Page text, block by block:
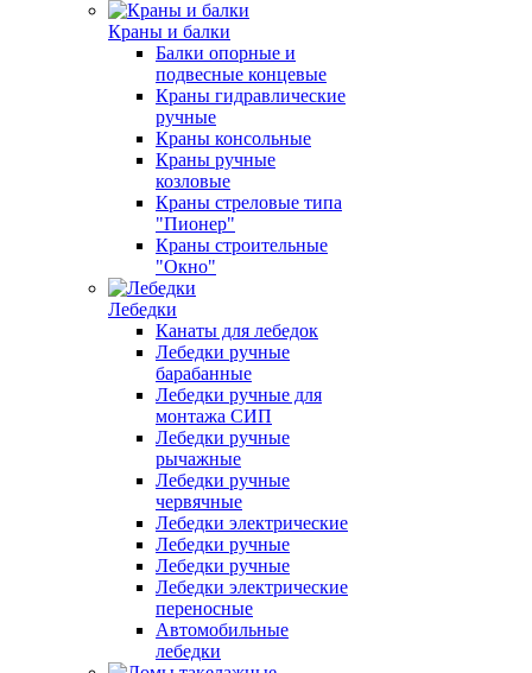
Краны и балки
Балки опорные и
подвесные концевые
Краны гидравлические
ручные
Краны консольные
Краны ручные
козловые
Краны стреловые типа
"Пионер"
Краны строительные
"Окно"
Лебедки
Канаты для лебедок
Лебедки ручные
барабанные
Лебедки ручные для
монтажа СИП
Лебедки ручные
рычажные
Лебедки ручные
червячные
Лебедки электрические
Лебедки ручные
Лебедки ручные
Лебедки электрические
переносные
Автомобильные
лебедки